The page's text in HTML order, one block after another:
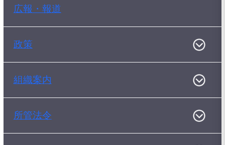
広報・報道
政策
組織案内
所管法令